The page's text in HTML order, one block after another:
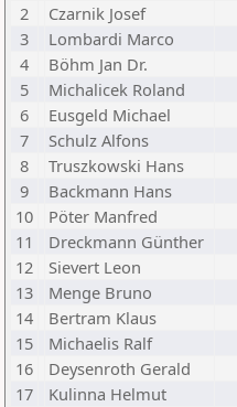
2
Czarnik Josef
3
Lombardi Marco
4
Böhm Jan Dr.
5
Michalicek Roland
6
Eusgeld Michael
7
Schulz Alfons
8
Truszkowski Hans
9
Backmann Hans
10
Pöter Manfred
11
Dreckmann Günther
12
Sievert Leon
13
Menge Bruno
14
Bertram Klaus
15
Michaelis Ralf
16
Deysenroth Gerald
17
Kulinna Helmut